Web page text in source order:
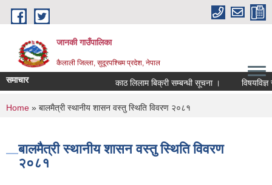
Skip to main content
जानकी गाउँपालिका
कैलाली जिल्ला, सुदूरपश्चिम प्रदेश, नेपाल
समाचार काठ लिलाम बिक्री सम्बन्धी सूचना । विषयविज्ञ
You are here
Home » बालमैत्री स्थानीय शासन वस्तु स्थिति विवरण २०८१
बालमैत्री स्थानीय शासन वस्तु स्थिति विवरण
२०८१